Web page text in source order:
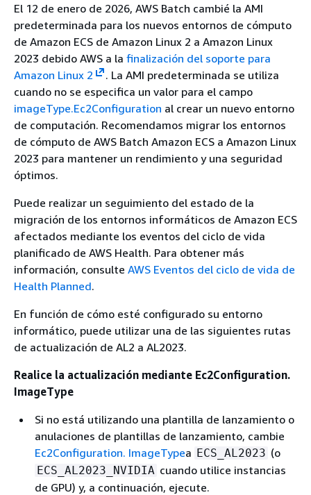
El 12 de enero de 2026, AWS Batch cambié la AMI
predeterminada para los nuevos entornos de cómputo
de Amazon ECS de Amazon Linux 2 a Amazon Linux
2023 debido AWS a la finalización del soporte para
Amazon Linux 2
. La AMI predeterminada se utiliza
cuando no se especifica un valor para el campo
imageType.Ec2Configuration al crear un nuevo entorno
de computación. Recomendamos migrar los entornos
de cómputo de AWS Batch Amazon ECS a Amazon Linux
2023 para mantener un rendimiento y una seguridad
óptimos.
Puede realizar un seguimiento del estado de la
migración de los entornos informáticos de Amazon ECS
afectados mediante los eventos del ciclo de vida
planificado de AWS Health. Para obtener más
información, consulte AWS Eventos del ciclo de vida de
Health Planned.
En función de cómo esté configurado su entorno
informático, puede utilizar una de las siguientes rutas
de actualización de AL2 a AL2023.
Realice la actualización mediante Ec2Configuration.
ImageType
Si no está utilizando una plantilla de lanzamiento o
anulaciones de plantillas de lanzamiento, cambie
Ec2Configuration. ImageTypea ECS_AL2023 (o
ECS_AL2023_NVIDIA cuando utilice instancias
de GPU) y, a continuación, ejecute.